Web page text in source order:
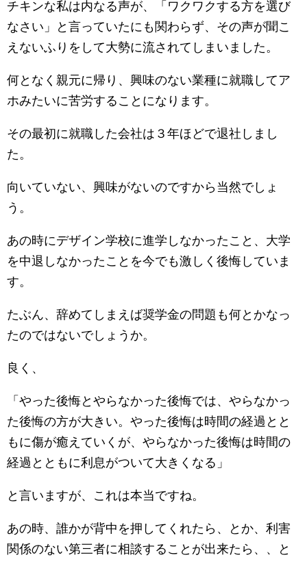
チキンな私は内なる声が、「ワクワクする方を選び
なさい」と言っていたにも関わらず、その声が聞こ
えないふりをして大勢に流されてしまいました。
何となく親元に帰り、興味のない業種に就職してア
ホみたいに苦労することになります。
その最初に就職した会社は３年ほどで退社しまし
た。
向いていない、興味がないのですから当然でしょ
う。
あの時にデザイン学校に進学しなかったこと、大学
を中退しなかったことを今でも激しく後悔していま
す。
たぶん、辞めてしまえば奨学金の問題も何とかなっ
たのではないでしょうか。
良く、
「やった後悔とやらなかった後悔では、やらなかっ
た後悔の方が大きい。やった後悔は時間の経過とと
もに傷が癒えていくが、やらなかった後悔は時間の
経過とともに利息がついて大きくなる」
と言いますが、これは本当ですね。
あの時、誰かが背中を押してくれたら、とか、利害
関係のない第三者に相談することが出来たら、、と